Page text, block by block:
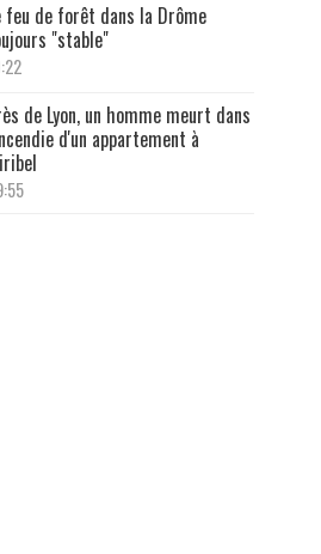
feu de forêt dans la Drôme
"stable"
de Lyon, un homme meurt dans
d'un appartement à